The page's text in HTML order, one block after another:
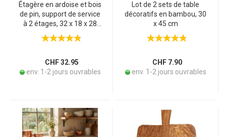
Étagère en ardoise et bois
de pin, support de service
à 2 étages, 32 x 18 x 28
cm
CHF 32.95
env. 1-2 jours ouvrables
Lot de 2 sets de table
décoratifs en bambou, 30
x 45 cm
CHF 7.90
env. 1-2 jours ouvrables